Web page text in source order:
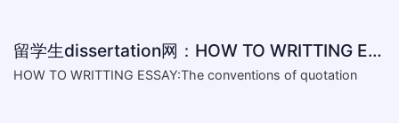
留学生dissertation网：HOW TO WRITTING ESSAY:The conventions of
HOW TO WRITTING ESSAY:The conventions of quotation